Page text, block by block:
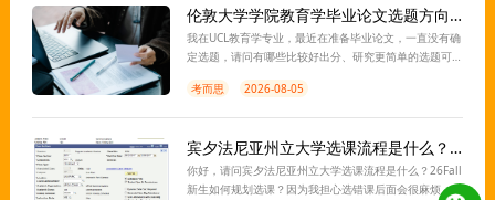
伦敦大学学院教育学毕业论文选题方向有推荐吗？
我在UCL教育学专业，最近在准备毕业论文，一直没有确
定选题，请问有哪些比较好出分、研究更简单的选题可
考而思
2026-08-05
宾夕法尼亚州立大学选课流程是什么？26Fall新生如何选课？
你好，请问宾夕法尼亚州立大学选课流程是什么？26Fall
新生如何规划选课？因为我担心选错课后面会很麻烦，